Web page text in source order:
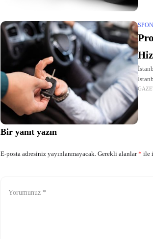
Bir yanıt yazın
E-posta adresiniz yayınlanmayacak. Gerekli alanlar* ile